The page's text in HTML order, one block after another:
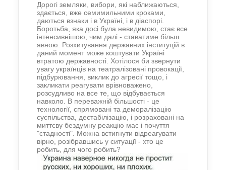
Дорогі земляки, вибори, які наближаються,
здається, вже семимильними кроками,
даються взнаки і в Україні, і в діаспорі.
Боротьба, яка досі була невидимою, стає все
інтенсивнішою, чим далі - ставатиме більш
явною. Розхитування державних інституцій в
даний момент може коштувати Україні
втратою державності. Хотілося би звернути
увагу українців на театралізовані провокації,
підбурювання, виклик до агресії тощо, і
закликати реагувати врівноважено,
розсудливо на все те, що відбувається
навколо. В переважній більшості - це
технології, спрямовані та деморалізацію
суспільства, дестабілізацію, і розраховані на
миттєву бездумну реакцію мас і почуття
"стадності". Можна встигнути відреагувати
вірно, розібравшись у ситуації - хто це
робить, для чого робить?